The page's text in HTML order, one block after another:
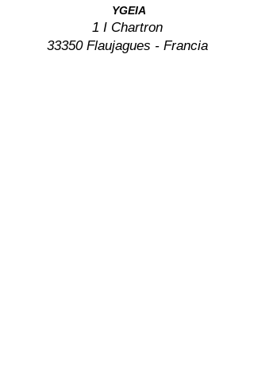
YGEIA
1 I Chartron
33350 Flaujagues - Francia